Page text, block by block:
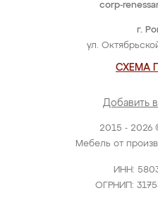
2015 - 2026
Мебель от
ИНН:
ОГРНИП:
г.
ул.
СХЕМА
Добавить
corp-